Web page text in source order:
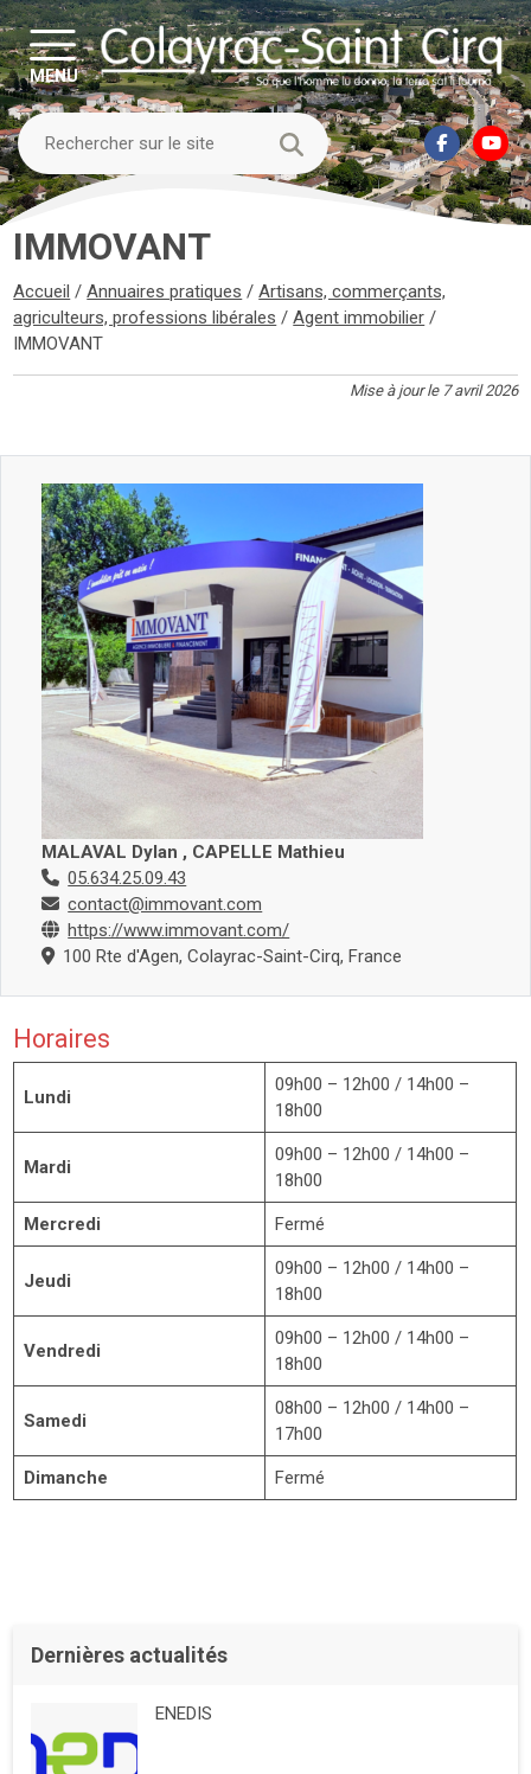
MENU
IMMOVANT
Accueil /Annuaires pratiques /Artisans, commerçants,
agriculteurs, professions libérales /Agent immobilier /
IMMOVANT
Mise à jour le 7 avril 2026
MALAVAL Dylan , CAPELLE Mathieu
05.634.25.09.43
contact@immovant.com
https://www.immovant.com/
100 Rte d'Agen, Colayrac-Saint-Cirq, France
Horaires
Lundi
09h00 – 12h00 / 14h00 –
18h00
Mardi
09h00 – 12h00 / 14h00 –
18h00
Mercredi Fermé
Jeudi
09h00 – 12h00 / 14h00 –
18h00
Vendredi
09h00 – 12h00 / 14h00 –
18h00
Samedi
08h00 – 12h00 / 14h00 –
17h00
Dimanche Fermé
Dernières actualités
ENEDIS